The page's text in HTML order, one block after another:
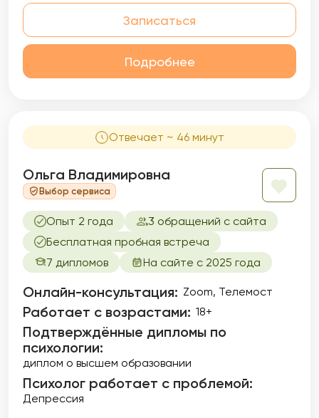
Записаться
Подробнее
Отвечает ~ 46 минут
Ольга Владимировна
Выбор сервиса
Опыт 2 года
3 обращений с сайта
Бесплатная пробная встреча
7 дипломов
На сайте с 2025 года
Онлайн-консультация: Zoom, Телемост
Работает с возрастами: 18+
Подтверждённые дипломы по
психологии:
диплом о высшем образовании
Психолог работает с проблемой:
Депрессия